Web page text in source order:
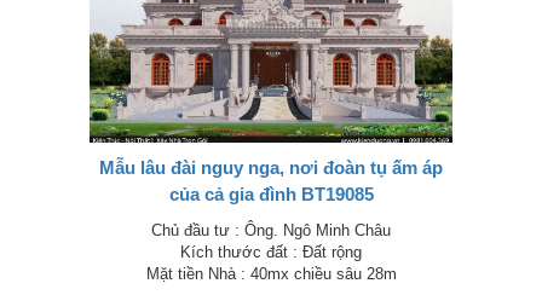
Mẫu lâu đài nguy nga, nơi đoàn tụ ấm áp
của cả gia đình BT19085
Chủ đầu tư : Ông. Ngô Minh Châu
Kích thước đất : Đất rộng
Mặt tiền Nhà : 40mx chiều sâu 28m